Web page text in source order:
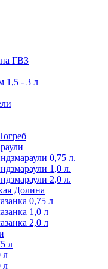
ГВЗ
1,5 - 3 л
0,75 л.
1,0 л.
2,0 л.
Долина
0,75 л
1,0 л
2,0 л
л
л
л